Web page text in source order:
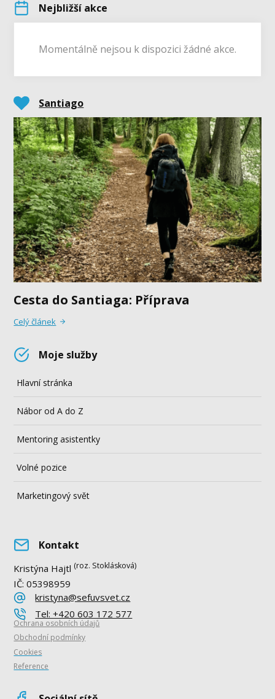
Nejbližší akce
Momentálně nejsou k dispozici žádné akce.
Santiago
Cesta do Santiaga: Příprava
Celý článek
Moje služby
Hlavní stránka
Nábor od A do Z
Mentoring asistentky
Volné pozice
Marketingový svět
Kontakt
Kristýna Hajtl (roz. Stoklásková)
IČ: 05398959
kristyna@sefuvsvet.cz
Tel: +420 603 172 577
Ochrana osobních údajů
Obchodní podmínky
Cookies
Reference